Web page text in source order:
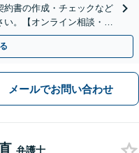
約書の作成・チェックなど
。【オンライン相談・電
メールでお問い合わせ
弁護士